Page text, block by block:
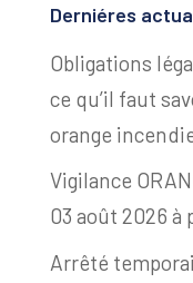
Derniéres
Obligations
ce qu’il faut
orange
Vigilance
03 août 2026 à
Arrêté